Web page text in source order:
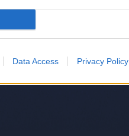
Data Access Privacy Policy